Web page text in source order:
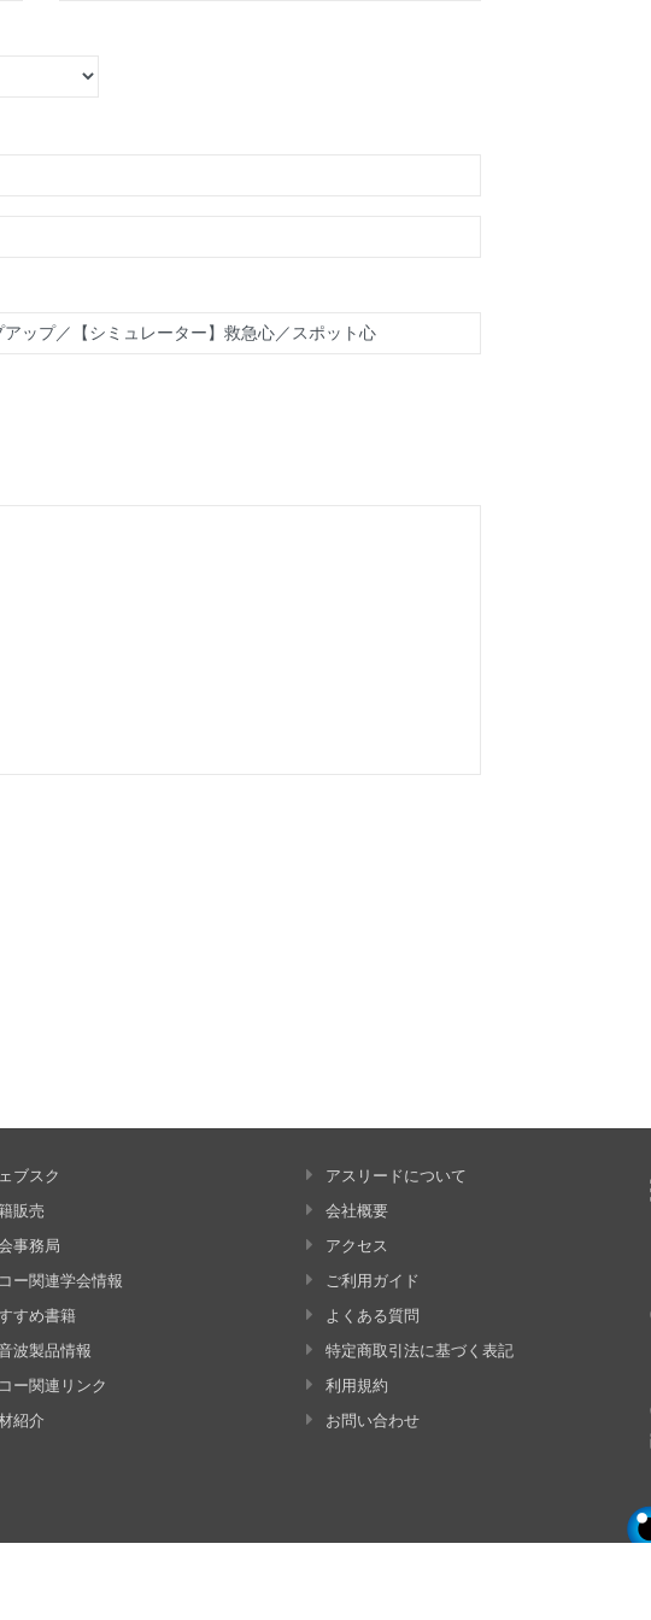
ブスク
販売
事務局
ー関連学会情報
すめ書籍
波製品情報
ー関連リンク
紹介
アスリードについて
会社概要
アクセス
ご利用ガイド
よくある質問
特定商取引法に基づく表記
利用規約
お問い合わせ